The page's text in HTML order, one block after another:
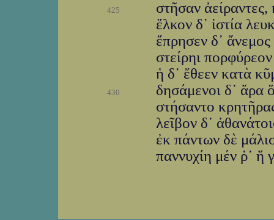
425
στῆσαν
ἕλκον δ᾽ ἱστία
ἔπρησεν δ᾽
στείρηι
ἡ δ᾽ ἔθεεν κατὰ
430
δησάμενοι δ᾽ ἄρα
στήσαντο
λεῖβον δ᾽
ἐκ πάντων δὲ
παννυχίη μέν ῥ᾽ ἥ